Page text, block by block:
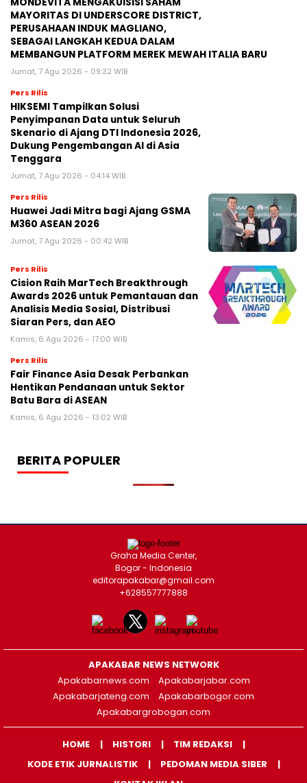
MAYORITAS DI UNDERSCORE DISTRICT,
PERUSAHAAN INDUK MAGLIANO,
SEBAGAI LANGKAH KEDUA DALAM
MEMBANGUN PLATFORM MEREK MEWAH ITALIA BARU
Jumat, 7 Agu 2026 - 09:32 WIB
Pers Rilis
HIKSEMI Tampilkan Solusi
Penyimpanan Data untuk Seluruh
Skenario di Ajang DTI Indonesia 2026,
Dukung Pengembangan AI di Asia
Tenggara
Jumat, 7 Agu 2026 - 04:14 WIB
Pers Rilis
Huawei Jadi Mitra bagi Ajang GSMA
M360 ASEAN 2026
Jumat, 7 Agu 2026 - 00:42 WIB
Pers Rilis
Cision Raih MarTech Breakthrough
Awards 2026 untuk Pemantauan dan
Analisis Media Sosial, Distribusi
Siaran Pers, dan AEO
Kamis, 6 Agu 2026 - 17:00 WIB
Pers Rilis
Fair Finance Asia Desak Perbankan
Hentikan Pendanaan untuk Sektor
Batu Bara di ASEAN
Kamis, 6 Agu 2026 - 13:02 WIB
BERITA POPULER
Graha Media Center,
Bogor - Indonesia
editorapakabar@gmail.com
+628557777888
APAKABAR NEWS NETWORK
Apakabarnews.com
Apakabarjabar.com
Apakabarjateng.com
Apakabarbogor.com
Apakabargrobogan.com
HOME HISTORI
TIM REDAKSI
KODE ETIK JURNALISTIK
PEDOMAN MEDIA SIBER